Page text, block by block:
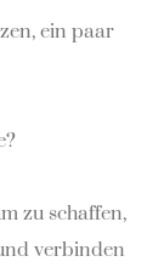
ein paar
zu schaffen,
verbinden